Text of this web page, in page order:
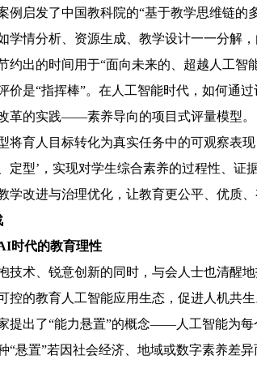
例启发了中国教科院的“基于教学思维链
学情分析、资源生成、教学设计一一分解
约出的时间用于“面向未来的、超越人工智
价是“指挥棒”。在人工智能时代，如何通
革的实践——素养导向的项目式评量模型。
将育人目标转化为真实任务中的可观察表
定型’，实现对学生综合素养的过程性、证
学改进与治理优化，让教育更公平、优质、
时代的教育理性
技术、锐意创新的同时，与会人士也清醒
控的教育人工智能应用生态，促进人机共生
提出了“能力悬置”的概念——人工智能为每
“悬置”若因社会经济、地域或数字素养差